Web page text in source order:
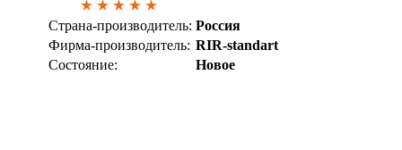
Страна-производитель: Россия
Фирма-производитель: RIR-standart
Состояние:
Новое